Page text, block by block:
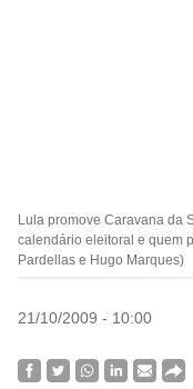
Lula promove Caravana da
calendário eleitoral e quem
Pardellas e Hugo Marques)
21/10/2009 - 10:00